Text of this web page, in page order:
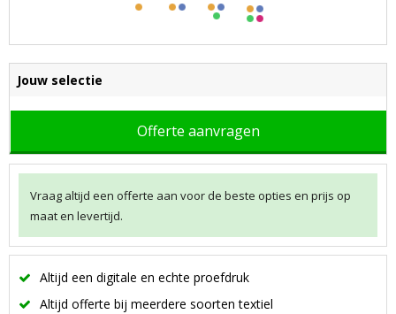
Jouw selectie
Offerte aanvragen
Vraag altijd een offerte aan voor de beste opties en prijs op
maat en levertijd.
Altijd een digitale en echte proefdruk
Altijd offerte bij meerdere soorten textiel